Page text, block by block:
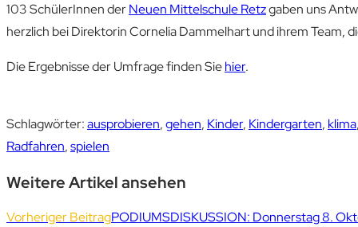
103 SchülerInnen derNeuen Mittelschule Retzgaben uns
herzlich bei Direktorin Cornelia Dammelhart und ihrem Team,
Die Ergebnisse der Umfrage finden Siehier.
Schlagwörter:ausprobieren,gehen, Kinder, Kindergarten, klima
Radfahren,spielen
Weitere Artikel ansehen
Vorheriger BeitragPODIUMSDISKUSSION: Donnerstag 8.